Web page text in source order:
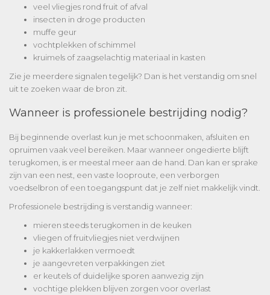
veel vliegjes rond fruit of afval
insecten in droge producten
muffe geur
vochtplekken of schimmel
kruimels of zaagselachtig materiaal in kasten
Zie je meerdere signalen tegelijk? Dan is het verstandig om snel
uit te zoeken waar de bron zit.
Wanneer is professionele bestrijding nodig?
Bij beginnende overlast kun je met schoonmaken, afsluiten en
opruimen vaak veel bereiken. Maar wanneer ongedierte blijft
terugkomen, is er meestal meer aan de hand. Dan kan er sprake
zijn van een nest, een vaste looproute, een verborgen
voedselbron of een toegangspunt dat je zelf niet makkelijk vindt.
Professionele bestrijding is verstandig wanneer:
mieren steeds terugkomen in de keuken
vliegen of fruitvliegjes niet verdwijnen
je kakkerlakken vermoedt
je aangevreten verpakkingen ziet
er keutels of duidelijke sporen aanwezig zijn
vochtige plekken blijven zorgen voor overlast